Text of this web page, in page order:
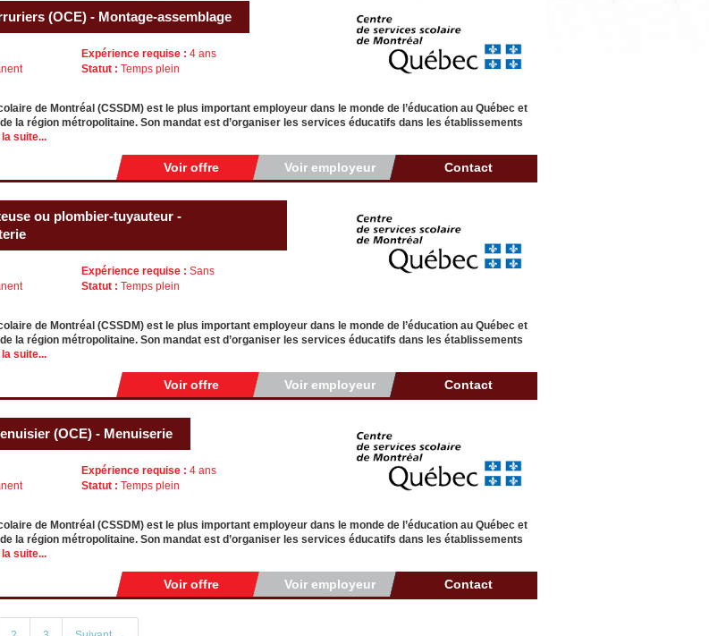
(OCE) - Montage-assemblage
Expérience requise : 4 ans
Statut : Temps plein
de Montréal (CSSDM) est le plus important employeur dans le monde de l’éducation au Québec et
la région métropolitaine. Son mandat est d’organiser les services éducatifs dans les établissements
la suite...
Voir offre Voir employeur Contact
ou plombier-tuyauteur -
Expérience requise : Sans
Statut : Temps plein
de Montréal (CSSDM) est le plus important employeur dans le monde de l’éducation au Québec et
la région métropolitaine. Son mandat est d’organiser les services éducatifs dans les établissements
la suite...
Voir offre Voir employeur Contact
(OCE) - Menuiserie
Expérience requise : 4 ans
Statut : Temps plein
de Montréal (CSSDM) est le plus important employeur dans le monde de l’éducation au Québec et
la région métropolitaine. Son mandat est d’organiser les services éducatifs dans les établissements
la suite...
Voir offre Voir employeur Contact